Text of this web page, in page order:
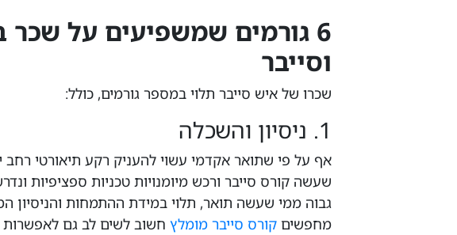
6 גורמים שמשפיעים על
וסייבר
שכרו של איש סייבר תלוי במספר גורמים, כולל:
1. ניסיון והשכלה
אף על פי שתואר אקדמי עשוי להעניק רקע תיאורטי רחב
שעשה קורס סייבר ורכש מיומנויות טכניות ספציפיות
גבוה ממי שעשה תואר, תלוי במידת ההתמחות והניסיון
מחפשיםקורס סייבר מומלץ חשוב לשים לב גם